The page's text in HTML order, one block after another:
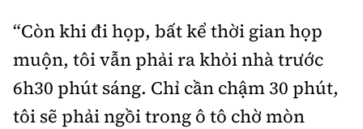
“Còn khi đi họp, bất kể thời gian họp
muộn, tôi vẫn phải ra khỏi nhà trước
6h30 phút sáng. Chỉ cần chậm 30 phút,
tôi sẽ phải ngồi trong ô tô chờ mòn